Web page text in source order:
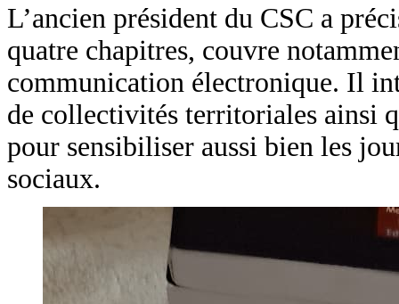
L’ancien président du CSC a
quatre chapitres, couvre
communication électronique. Il
de collectivités territoriales ainsi
pour sensibiliser aussi bien les
sociaux.